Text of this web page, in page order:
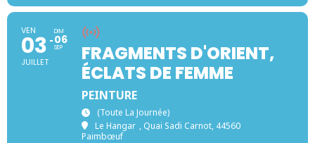
VEN
03
JUILLET
DIM
06
SEP
FRAGMENTS D'ORIENT,
ÉCLATS DE FEMME
PEINTURE
(toute La Journée)
Le Hangar , Quai Sadi Carnot, 44560
Paimbœuf